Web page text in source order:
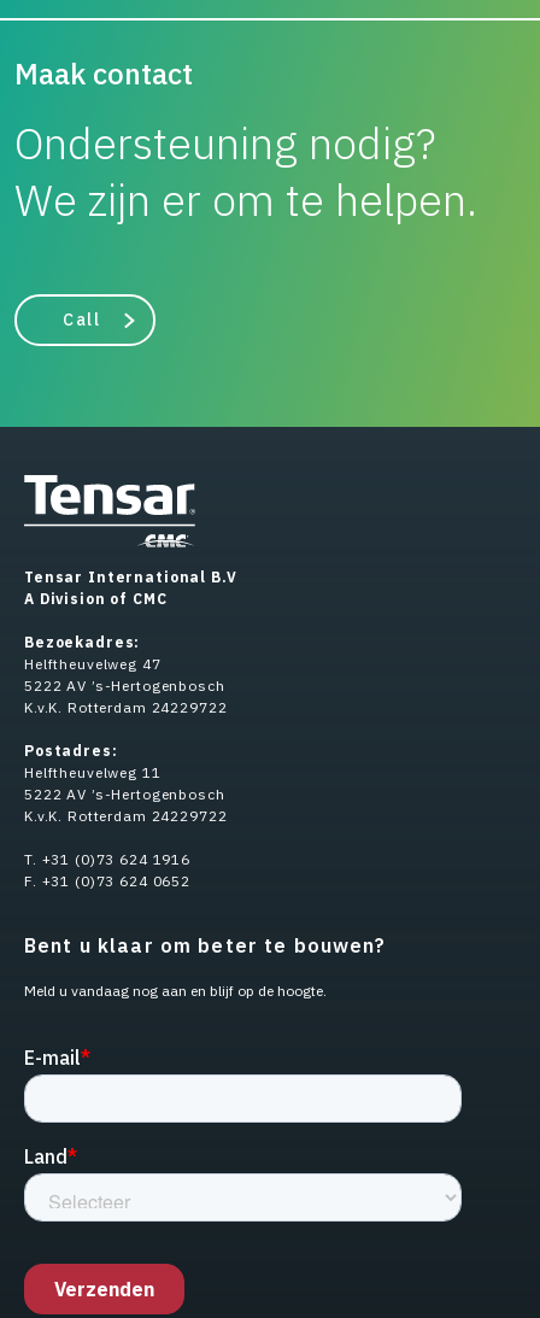
Maak contact
Ondersteuning nodig?
We zijn er om te helpen.
Call
Tensar International B.V
A Division of CMC
Bezoekadres:
Helftheuvelweg 47
5222 AV ’s-Hertogenbosch
K.v.K. Rotterdam 24229722
Postadres:
Helftheuvelweg 11
5222 AV ’s-Hertogenbosch
K.v.K. Rotterdam 24229722
T. +31 (0)73 624 1916
F. +31 (0)73 624 0652
Bent u klaar om beter te bouwen?
Meld u vandaag nog aan en blijf op de hoogte.